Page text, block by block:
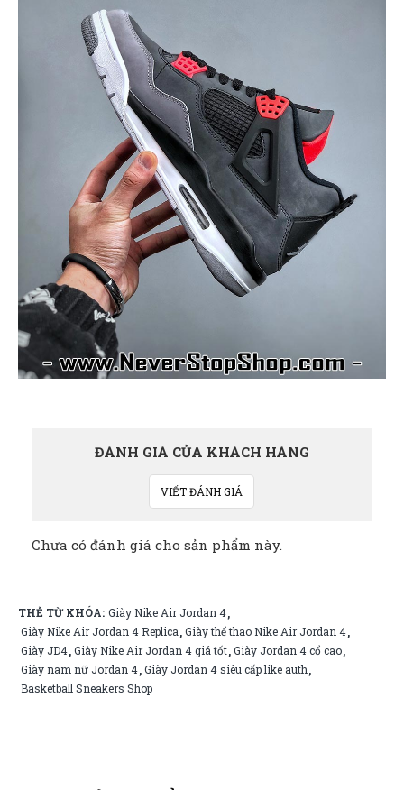
ĐÁNH GIÁ CỦA KHÁCH HÀNG
VIẾT ĐÁNH GIÁ
Chưa có đánh giá cho sản phẩm này.
THẺ TỪ KHÓA: Giày Nike Air Jordan 4,
Giày Nike Air Jordan 4 Replica,Giày thể thao Nike Air Jordan 4,
Giày JD4,Giày Nike Air Jordan 4 giá tốt,Giày Jordan 4 cổ cao,
Giày nam nữ Jordan 4,Giày Jordan 4 siêu cấp like auth,
Basketball Sneakers Shop